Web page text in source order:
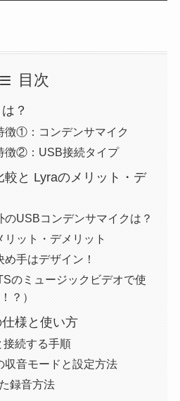
目次
？
徴①：コンデンサマイク
徴②：USB接続タイプ
較と Lyraのメリット・デ
のUSBコンデンサマイクは？
リット・デメリット
め手はデザイン！
のミュージックビデオで使
？）
様と使い方
接続する手順
収音モードと設定方法
録音方法